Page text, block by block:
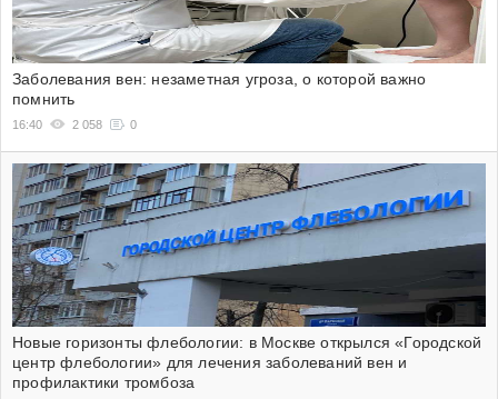
Заболевания вен: незаметная угроза, о которой важно
помнить
16:40 2 058 0
Новые горизонты флебологии: в Москве открылся «Городской
центр флебологии» для лечения заболеваний вен и
профилактики тромбоза